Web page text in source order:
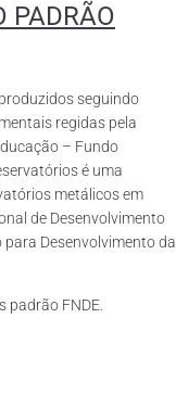
PADRÃO
seguindo
regidas pela
– Fundo
é uma
metálicos em
de Desenvolvimento
Desenvolvimento da
padrão FNDE.